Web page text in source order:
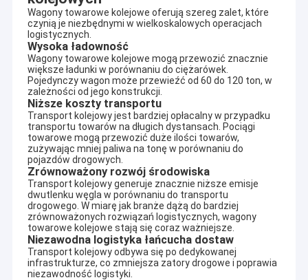
Wagony towarowe kolejowe oferują szereg zalet, które
czynią je niezbędnymi w wielkoskalowych operacjach
logistycznych.
Wysoka ładowność
Wagony towarowe kolejowe mogą przewozić znacznie
większe ładunki w porównaniu do ciężarówek.
Pojedynczy wagon może przewieźć od 60 do 120 ton, w
zależności od jego konstrukcji.
Niższe koszty transportu
Transport kolejowy jest bardziej opłacalny w przypadku
transportu towarów na długich dystansach. Pociągi
towarowe mogą przewozić duże ilości towarów,
zużywając mniej paliwa na tonę w porównaniu do
pojazdów drogowych.
Zrównoważony rozwój środowiska
Transport kolejowy generuje znacznie niższe emisje
dwutlenku węgla w porównaniu do transportu
drogowego. W miarę jak branże dążą do bardziej
zrównoważonych rozwiązań logistycznych, wagony
towarowe kolejowe stają się coraz ważniejsze.
Niezawodna logistyka łańcucha dostaw
Transport kolejowy odbywa się po dedykowanej
infrastrukturze, co zmniejsza zatory drogowe i poprawia
niezawodność logistyki.